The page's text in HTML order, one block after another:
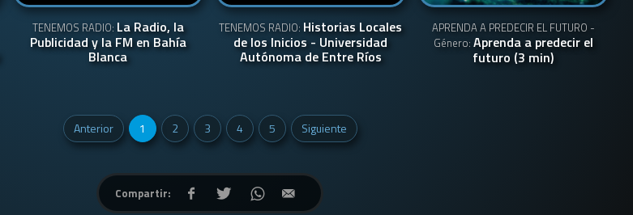
TENEMOS RADIO: La Radio, la
Publicidad y la FM en Bahía
Blanca
TENEMOS RADIO: Historias Locales
de los Inicios - Universidad
Autónoma de Entre Ríos
APRENDA A PREDECIR EL FUTURO -
Género: Aprenda a predecir el
futuro (3 min)
Anterior 1 2 3 4 5 Siguiente
Compartir: